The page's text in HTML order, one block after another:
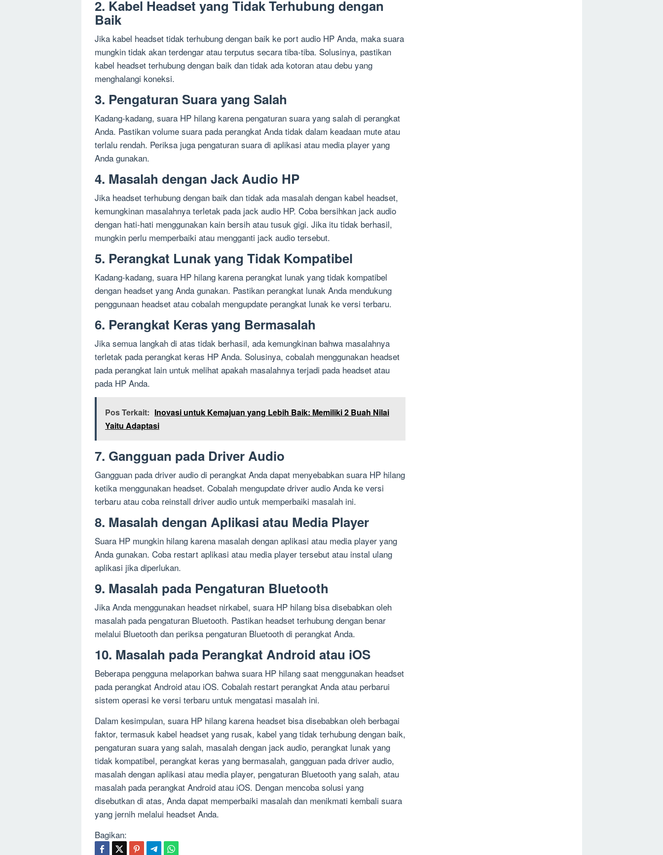
2. Kabel Headset yang Tidak Terhubung dengan
Baik
Jika kabel headset tidak terhubung dengan baik ke port audio HP Anda, maka suara
mungkin tidak akan terdengar atau terputus secara tiba-tiba. Solusinya, pastikan
kabel headset terhubung dengan baik dan tidak ada kotoran atau debu yang
menghalangi koneksi.
3. Pengaturan Suara yang Salah
Kadang-kadang, suara HP hilang karena pengaturan suara yang salah di perangkat
Anda. Pastikan volume suara pada perangkat Anda tidak dalam keadaan mute atau
terlalu rendah. Periksa juga pengaturan suara di aplikasi atau media player yang
Anda gunakan.
4. Masalah dengan Jack Audio HP
Jika headset terhubung dengan baik dan tidak ada masalah dengan kabel headset,
kemungkinan masalahnya terletak pada jack audio HP. Coba bersihkan jack audio
dengan hati-hati menggunakan kain bersih atau tusuk gigi. Jika itu tidak berhasil,
mungkin perlu memperbaiki atau mengganti jack audio tersebut.
5. Perangkat Lunak yang Tidak Kompatibel
Kadang-kadang, suara HP hilang karena perangkat lunak yang tidak kompatibel
dengan headset yang Anda gunakan. Pastikan perangkat lunak Anda mendukung
penggunaan headset atau cobalah mengupdate perangkat lunak ke versi terbaru.
6. Perangkat Keras yang Bermasalah
Jika semua langkah di atas tidak berhasil, ada kemungkinan bahwa masalahnya
terletak pada perangkat keras HP Anda. Solusinya, cobalah menggunakan headset
pada perangkat lain untuk melihat apakah masalahnya terjadi pada headset atau
pada HP Anda.
Pos Terkait: Inovasi untuk Kemajuan yang Lebih Baik: Memiliki 2 Buah Nilai
Yaitu Adaptasi
7. Gangguan pada Driver Audio
Gangguan pada driver audio di perangkat Anda dapat menyebabkan suara HP hilang
ketika menggunakan headset. Cobalah mengupdate driver audio Anda ke versi
terbaru atau coba reinstall driver audio untuk memperbaiki masalah ini.
8. Masalah dengan Aplikasi atau Media Player
Suara HP mungkin hilang karena masalah dengan aplikasi atau media player yang
Anda gunakan. Coba restart aplikasi atau media player tersebut atau instal ulang
aplikasi jika diperlukan.
9. Masalah pada Pengaturan Bluetooth
Jika Anda menggunakan headset nirkabel, suara HP hilang bisa disebabkan oleh
masalah pada pengaturan Bluetooth. Pastikan headset terhubung dengan benar
melalui Bluetooth dan periksa pengaturan Bluetooth di perangkat Anda.
10. Masalah pada Perangkat Android atau iOS
Beberapa pengguna melaporkan bahwa suara HP hilang saat menggunakan headset
pada perangkat Android atau iOS. Cobalah restart perangkat Anda atau perbarui
sistem operasi ke versi terbaru untuk mengatasi masalah ini.
Dalam kesimpulan, suara HP hilang karena headset bisa disebabkan oleh berbagai
faktor, termasuk kabel headset yang rusak, kabel yang tidak terhubung dengan baik,
pengaturan suara yang salah, masalah dengan jack audio, perangkat lunak yang
tidak kompatibel, perangkat keras yang bermasalah, gangguan pada driver audio,
masalah dengan aplikasi atau media player, pengaturan Bluetooth yang salah, atau
masalah pada perangkat Android atau iOS. Dengan mencoba solusi yang
disebutkan di atas, Anda dapat memperbaiki masalah dan menikmati kembali suara
yang jernih melalui headset Anda.
Bagikan: